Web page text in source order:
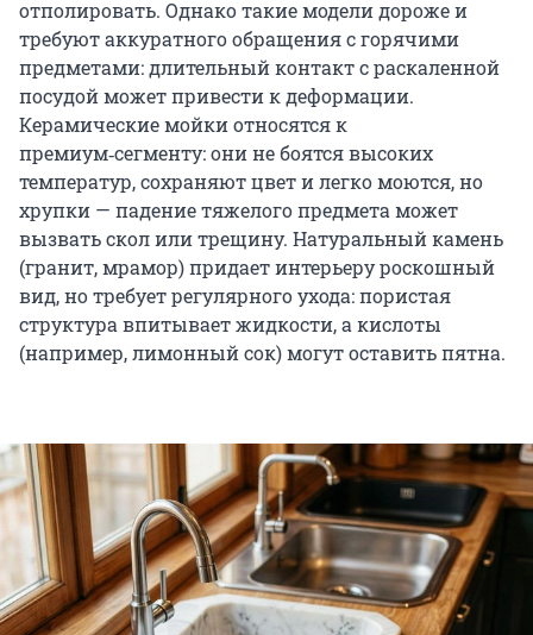
отполировать. Однако такие модели дороже и
требуют аккуратного обращения с горячими
предметами: длительный контакт с раскаленной
посудой может привести к деформации.
Керамические мойки относятся к
премиум‑сегменту: они не боятся высоких
температур, сохраняют цвет и легко моются, но
хрупки — падение тяжелого предмета может
вызвать скол или трещину. Натуральный камень
(гранит, мрамор) придает интерьеру роскошный
вид, но требует регулярного ухода: пористая
структура впитывает жидкости, а кислоты
(например, лимонный сок) могут оставить пятна.